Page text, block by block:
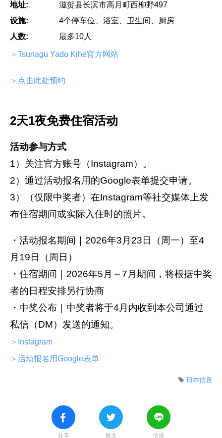
地址:
滋贺县长滨市高月町西柳野497
设施:
4个停车位、浴室、卫生间、厨房
人数:
最多10人
＞Tsunagu Yado Kihe官方网站
＞点击此处预约
2天1夜免费住宿活动
活动参与方式
1）关注官方账号（Instagram）。
2）通过活动报名用的Google表单提交申请。
3）（仅限中奖者）在Instagram等社交媒体上发
布住宿期间或实际入住时的照片。
・活动报名期间｜2026年3月23日（周一）至4
月19日（周日）
・住宿期间｜2026年5月～7月期间，将根据中奖
者的日程安排另行协商
・中奖公布｜中奖者将于4月内收到本公司通过
私信（DM）发送的通知。
＞Instagram
＞活动报名用Google表单
日本信息
分享 推文 传送